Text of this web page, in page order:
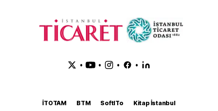
• • • •
İTOTAM BTM SoftITo
Kitap İstanbul